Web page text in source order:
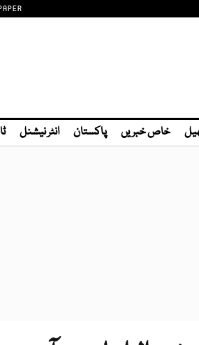
خاص خبریں پاکستان انٹر نیشنل